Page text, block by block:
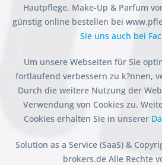
Hautpflege, Make-Up & Parfum
günstig online bestellen bei
Sie uns auch bei
Um unsere Webseiten für Sie
fortlaufend verbessern zu k?nnen,
Durch die weitere Nutzung der
Verwendung von Cookies zu.
Cookies erhalten Sie in unserer
Solution as a Service (SaaS) &
brokers.de Alle Rechte